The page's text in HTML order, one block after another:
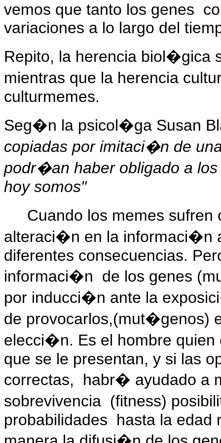
vemos que tanto los genes
variaciones a lo largo del
Repito, la herencia biol�gica
mientras que la herencia
culturmemes.
Seg�n la psicol�ga Susan
copiadas por imitaci�n de
podr�an haber obligado a
hoy somos"
Cuando los memes
alteraci�n en la informaci�n
diferentes consecuencias.
informaci�n de los genes
por inducci�n ante la
de provocarlos,(mut�genos)
elecci�n. Es el hombre quien
que se le presentan, y si las
correctas,
habr� ayudado a
sobrevivencia (fitness)
probabilidades hasta la edad